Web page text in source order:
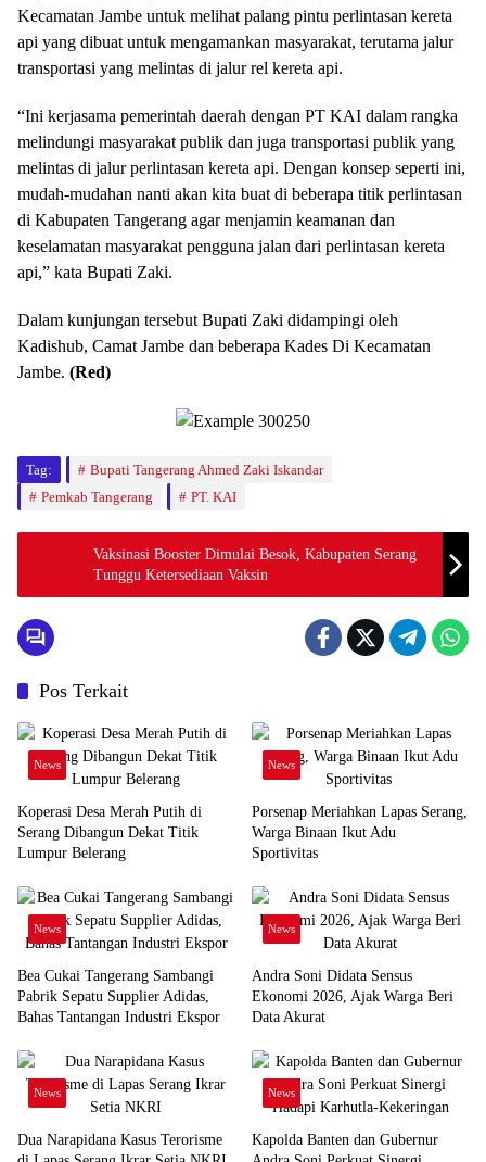
Kecamatan Jambe untuk melihat palang pintu perlintasan kereta
api yang dibuat untuk mengamankan masyarakat, terutama jalur
transportasi yang melintas di jalur rel kereta api.
“Ini kerjasama pemerintah daerah dengan PT KAI dalam rangka
melindungi masyarakat publik dan juga transportasi publik yang
melintas di jalur perlintasan kereta api. Dengan konsep seperti ini,
mudah-mudahan nanti akan kita buat di beberapa titik perlintasan
di Kabupaten Tangerang agar menjamin keamanan dan
keselamatan masyarakat pengguna jalan dari perlintasan kereta
api,” kata Bupati Zaki.
Dalam kunjungan tersebut Bupati Zaki didampingi oleh
Kadishub, Camat Jambe dan beberapa Kades Di Kecamatan
Jambe. (Red)
Tag:
Bupati Tangerang Ahmed Zaki Iskandar
Pemkab Tangerang
PT. KAI
Vaksinasi Booster Dimulai Besok, Kabupaten Serang
Tunggu Ketersediaan Vaksin
Pos Terkait
News
Koperasi Desa Merah Putih di
Serang Dibangun Dekat Titik
Lumpur Belerang
News
Porsenap Meriahkan Lapas Serang,
Warga Binaan Ikut Adu
Sportivitas
News
Bea Cukai Tangerang Sambangi
Pabrik Sepatu Supplier Adidas,
Bahas Tantangan Industri Ekspor
News
Andra Soni Didata Sensus
Ekonomi 2026, Ajak Warga Beri
Data Akurat
News
Dua Narapidana Kasus Terorisme
News
Kapolda Banten dan Gubernur